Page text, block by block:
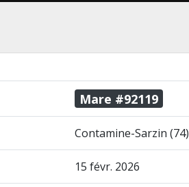
Mare #92119
Contamine-Sarzin (74)
15 févr. 2026